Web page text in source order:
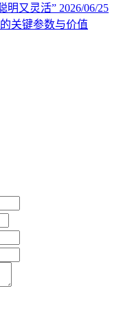
明又灵活” 2026/06/25
关键参数与价值